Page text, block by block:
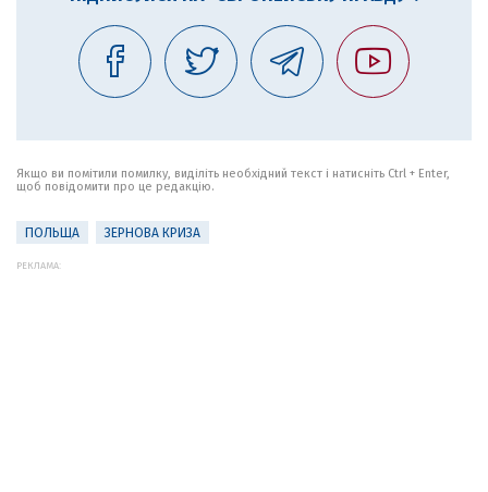
Якщо ви помітили помилку, виділіть необхідний текст і натисніть Ctrl + Enter,
щоб повідомити про це редакцію.
ПОЛЬЩА ЗЕРНОВА КРИЗА
РЕКЛАМА: